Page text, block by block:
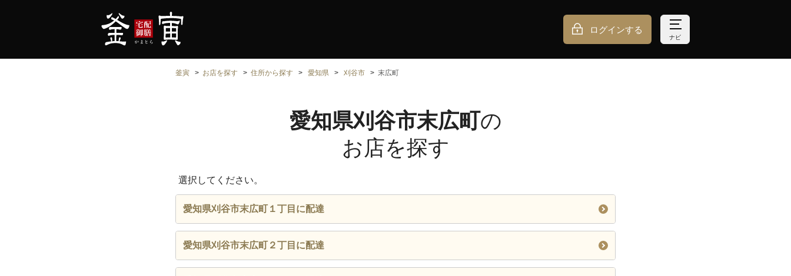
ログインする
ナビ
釜寅 お店を探す 住所から探す 愛知県 刈谷市 末広町
愛知県刈谷市末広町の
お店を探す
選択してください。
愛知県刈谷市末広町１丁目に配達
愛知県刈谷市末広町２丁目に配達